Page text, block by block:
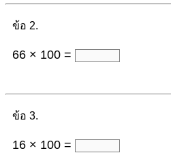
ข้อ 2.
66 × 100 =
ข้อ 3.
16 × 100 =